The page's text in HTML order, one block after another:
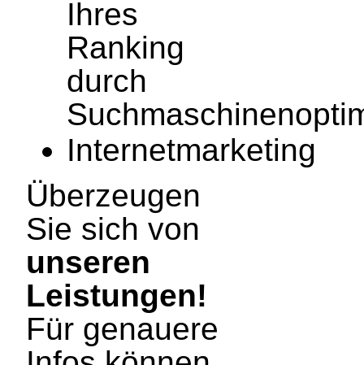
Ihres
Ranking
durch
Internetmarketing
Überzeugen
Sie sich von
unseren
Leistungen!
Für genauere